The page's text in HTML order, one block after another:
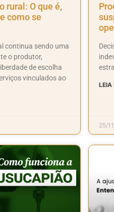
rural: O que é,
como se
continua sendo uma
o produtor,
de escolha
vinculados ao
LEIA
25/